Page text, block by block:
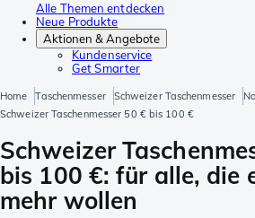
Alle Themen entdecken
Neue Produkte
Aktionen & Angebote
Kundenservice
Get Smarter
Home Taschenmesser Schweizer Taschenmesser
Schweizer Taschenmesser 50 € bis 100 €
Schweizer
bis 100 €: für alle, die
mehr wollen